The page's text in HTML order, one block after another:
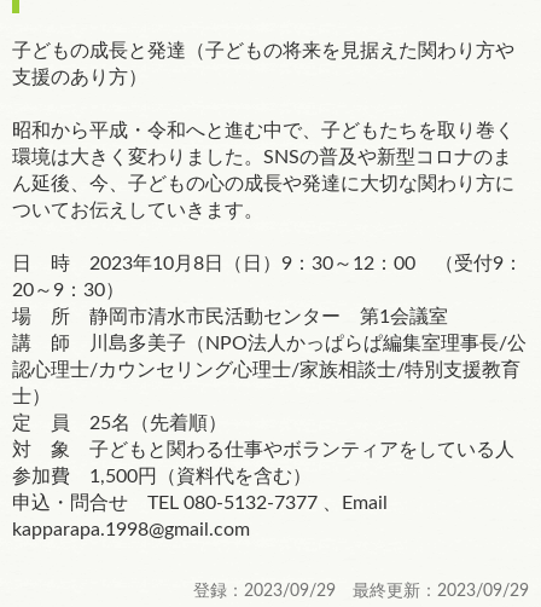
子どもの成長と発達（子どもの将来を見据えた関わり方や
支援のあり方）
昭和から平成・令和へと進む中で、子どもたちを取り巻く
環境は大きく変わりました。SNSの普及や新型コロナのま
ん延後、今、子どもの心の成長や発達に大切な関わり方に
ついてお伝えしていきます。
日 時 2023年10月8日（日）9：30～12：00 （受付9：
20～9：30）
場 所 静岡市清水市民活動センター 第1会議室
講 師 川島多美子（NPO法人かっぱらぱ編集室理事長/公
認心理士/カウンセリング心理士/家族相談士/特別支援教育
士）
定 員 25名（先着順）
対 象 子どもと関わる仕事やボランティアをしている人
参加費 1,500円（資料代を含む）
申込・問合せ TEL 080-5132-7377 、Email
kapparapa.1998@gmail.com
登録：2023/09/29 最終更新：2023/09/29